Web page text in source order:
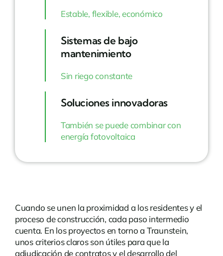
Estable, flexible, económico
Sistemas de bajo
mantenimiento
Sin riego constante
Soluciones innovadoras
También se puede combinar con
energía fotovoltaica
Cuando se unen la proximidad a los residentes y el
proceso de construcción, cada paso intermedio
cuenta. En los proyectos en torno a Traunstein,
unos criterios claros son útiles para que la
adjudicación de contratos y el desarrollo del